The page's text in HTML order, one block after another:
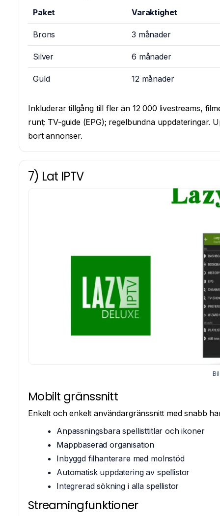
Paket Varaktighet
Brons 3 månader
Silver 6 månader
Guld 12 månader
Inkluderar tillgång till fler än 12 000 livestreams,
runt; TV-guide (EPG); regelbundna uppdateringar.
bort annonser.
7) Lat IPTV
Mobilt gränssnitt
Enkelt och enkelt användargränssnitt med snabb
Anpassningsbara spellisttitlar och ikoner
Mappbaserad organisation
Inbyggd filhanterare med molnstöd
Automatisk uppdatering av spellistor
Integrerad sökning i alla spellistor
Streamingfunktioner